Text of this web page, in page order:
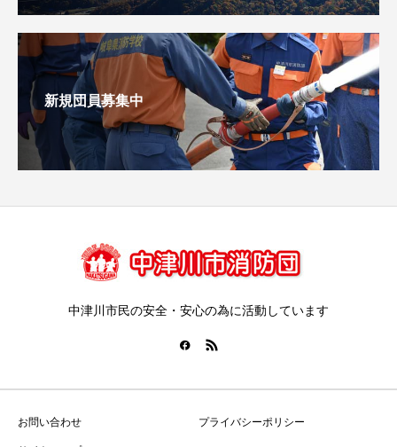
新規団員募集中
中津川市民の安全・安心の為に活動しています
お問い合わせ プライバシーポリシー